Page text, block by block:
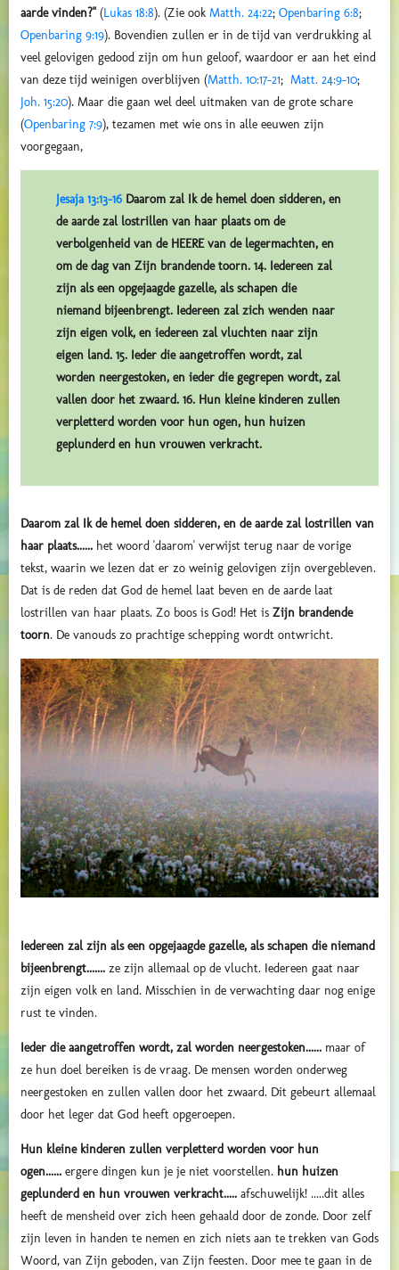
aarde vinden?" (Lukas 18:8). (Zie ook Matth. 24:22; Openbaring 6:8;
Openbaring 9:19). Bovendien zullen er in de tijd van verdrukking al
veel gelovigen gedood zijn om hun geloof, waardoor er aan het eind
van deze tijd weinigen overblijven (Matth. 10:17-21; Matt. 24:9-10;
Joh. 15:20). Maar die gaan wel deel uitmaken van de grote schare
(Openbaring 7:9), tezamen met wie ons in alle eeuwen zijn
voorgegaan,
Jesaja 13:13-16 Daarom zal Ik de hemel doen sidderen, en
de aarde zal lostrillen van haar plaats om de
verbolgenheid van de HEERE van de legermachten, en
om de dag van Zijn brandende toorn. 14. Iedereen zal
zijn als een opgejaagde gazelle, als schapen die
niemand bijeenbrengt. Iedereen zal zich wenden naar
zijn eigen volk, en iedereen zal vluchten naar zijn
eigen land. 15. Ieder die aangetroffen wordt, zal
worden neergestoken, en ieder die gegrepen wordt, zal
vallen door het zwaard. 16. Hun kleine kinderen zullen
verpletterd worden voor hun ogen, hun huizen
geplunderd en hun vrouwen verkracht.
Daarom zal Ik de hemel doen sidderen, en de aarde zal lostrillen van
haar plaats...... het woord 'daarom' verwijst terug naar de vorige
tekst, waarin we lezen dat er zo weinig gelovigen zijn overgebleven.
Dat is de reden dat God de hemel laat beven en de aarde laat
lostrillen van haar plaats. Zo boos is God! Het is Zijn brandende
toorn. De vanouds zo prachtige schepping wordt ontwricht.
Iedereen zal zijn als een opgejaagde gazelle, als schapen die niemand
bijeenbrengt....... ze zijn allemaal op de vlucht. Iedereen gaat naar
zijn eigen volk en land. Misschien in de verwachting daar nog enige
rust te vinden.
Ieder die aangetroffen wordt, zal worden neergestoken...... maar of
ze hun doel bereiken is de vraag. De mensen worden onderweg
neergestoken en zullen vallen door het zwaard. Dit gebeurt allemaal
door het leger dat God heeft opgeroepen.
Hun kleine kinderen zullen verpletterd worden voor hun
ogen...... ergere dingen kun je je niet voorstellen. hun huizen
geplunderd en hun vrouwen verkracht..... afschuwelijk! .....dit alles
heeft de mensheid over zich heen gehaald door de zonde. Door zelf
zijn leven in handen te nemen en zich niets aan te trekken van Gods
Woord, van Zijn geboden, van Zijn feesten. Door mee te gaan in de